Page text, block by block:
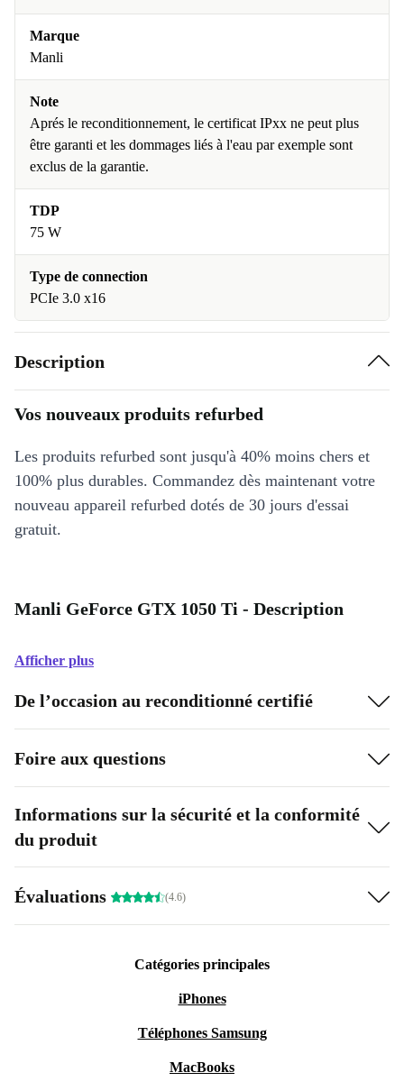
Marque
Manli
Note
Aprés le reconditionnement, le certificat IPxx ne peut plus
être garanti et les dommages liés à l'eau par exemple sont
exclus de la garantie.
TDP
75 W
Type de connection
PCIe 3.0 x16
Description
Vos nouveaux produits refurbed
Les produits refurbed sont jusqu'à 40% moins chers et
100% plus durables. Commandez dès maintenant votre
nouveau appareil refurbed dotés de 30 jours d'essai
gratuit.
Manli GeForce GTX 1050 Ti - Description
Afficher plus
De l’occasion au reconditionné certifié
Foire aux questions
Informations sur la sécurité et la conformité
du produit
Évaluations (4.6)
Catégories principales
iPhones
Téléphones Samsung
MacBooks